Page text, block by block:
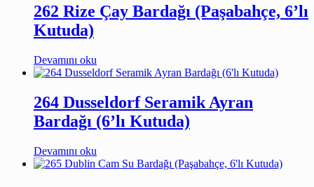
262 Rize Çay Bardağı (Paşabahçe, 6’lı
Kutuda)
Devamını oku
264 Dusseldorf Seramik Ayran
Bardağı (6’lı Kutuda)
Devamını oku